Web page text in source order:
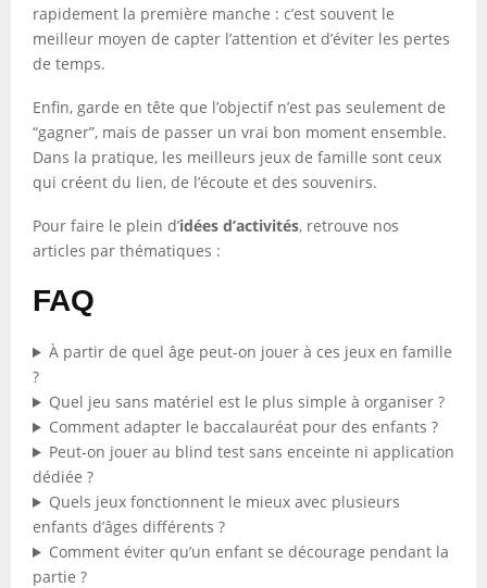
rapidement la première manche : c’est souvent le
meilleur moyen de capter l’attention et d’éviter les pertes
de temps.
Enfin, garde en tête que l’objectif n’est pas seulement de
“gagner”, mais de passer un vrai bon moment ensemble.
Dans la pratique, les meilleurs jeux de famille sont ceux
qui créent du lien, de l’écoute et des souvenirs.
Pour faire le plein d’idées d’activités, retrouve nos
articles par thématiques :
FAQ
À partir de quel âge peut-on jouer à ces jeux en famille
?
Quel jeu sans matériel est le plus simple à organiser ?
Comment adapter le baccalauréat pour des enfants ?
Peut-on jouer au blind test sans enceinte ni application
dédiée ?
Quels jeux fonctionnent le mieux avec plusieurs
enfants d’âges différents ?
Comment éviter qu’un enfant se décourage pendant la
partie ?